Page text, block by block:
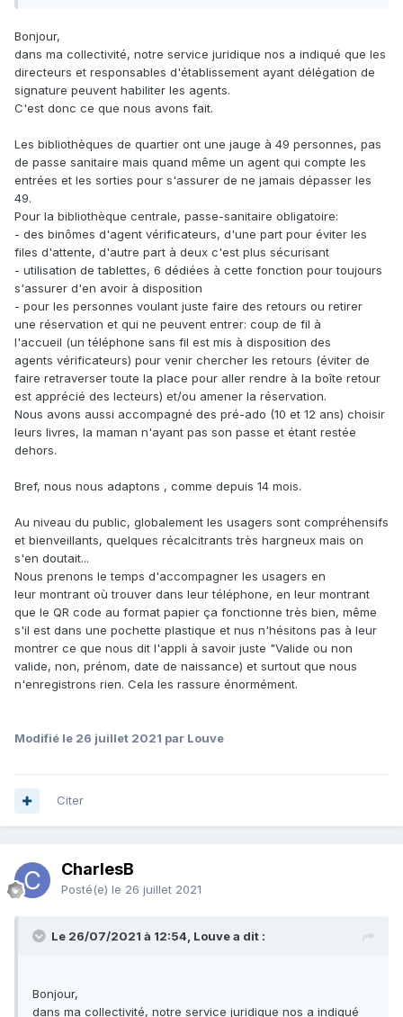
Bonjour,
dans ma collectivité, notre service juridique nos a indiqué que les
directeurs et responsables d'établissement ayant délégation de
signature peuvent habiliter les agents.
C'est donc ce que nous avons fait.
Les bibliothèques de quartier ont une jauge à 49 personnes, pas
de passe sanitaire mais quand même un agent qui compte les
entrées et les sorties pour s'assurer de ne jamais dépasser les
49.
Pour la bibliothèque centrale, passe-sanitaire obligatoire:
- des binômes d'agent vérificateurs, d'une part pour éviter les
files d'attente, d'autre part à deux c'est plus sécurisant
- utilisation de tablettes, 6 dédiées à cette fonction pour toujours
s'assurer d'en avoir à disposition
- pour les personnes voulant juste faire des retours ou retirer
une réservation et qui ne peuvent entrer: coup de fil à
l'accueil (un téléphone sans fil est mis à disposition des
agents vérificateurs) pour venir chercher les retours (éviter de
faire retraverser toute la place pour aller rendre à la boîte retour
est apprécié des lecteurs) et/ou amener la réservation.
Nous avons aussi accompagné des pré-ado (10 et 12 ans) choisir
leurs livres, la maman n'ayant pas son passe et étant restée
dehors.
Bref, nous nous adaptons , comme depuis 14 mois.
Au niveau du public, globalement les usagers sont compréhensifs
et bienveillants, quelques récalcitrants très hargneux mais on
s'en doutait...
Nous prenons le temps d'accompagner les usagers en
leur montrant où trouver dans leur téléphone, en leur montrant
que le QR code au format papier ça fonctionne très bien, même
s'il est dans une pochette plastique et nus n'hésitons pas à leur
montrer ce que nous dit l'appli à savoir juste "Valide ou non
valide, non, prénom, date de naissance) et surtout que nous
n'enregistrons rien. Cela les rassure énormément.
Modifié le 26 juillet 2021 par Louve
Citer
CharlesB
Posté(e) le 26 juillet 2021
Le 26/07/2021 à 12:54, Louve a dit :
Bonjour,
dans ma collectivité, notre service juridique nos a indiqué